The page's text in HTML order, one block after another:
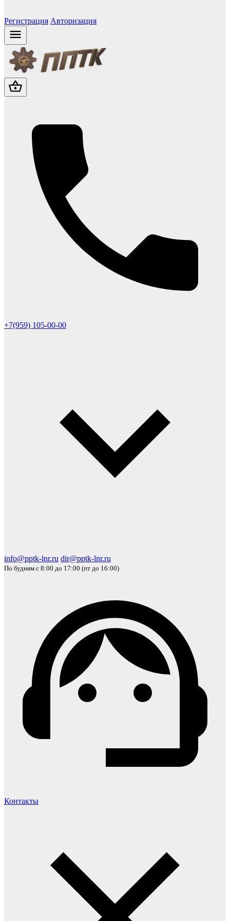
Регистрация Авторизация
+7(959) 105-00-00
info@pptk-lnr.ru dir@pptk-lnr.ru
По будням с 8:00 до 17:00 (пт до 16:00)
Контакты